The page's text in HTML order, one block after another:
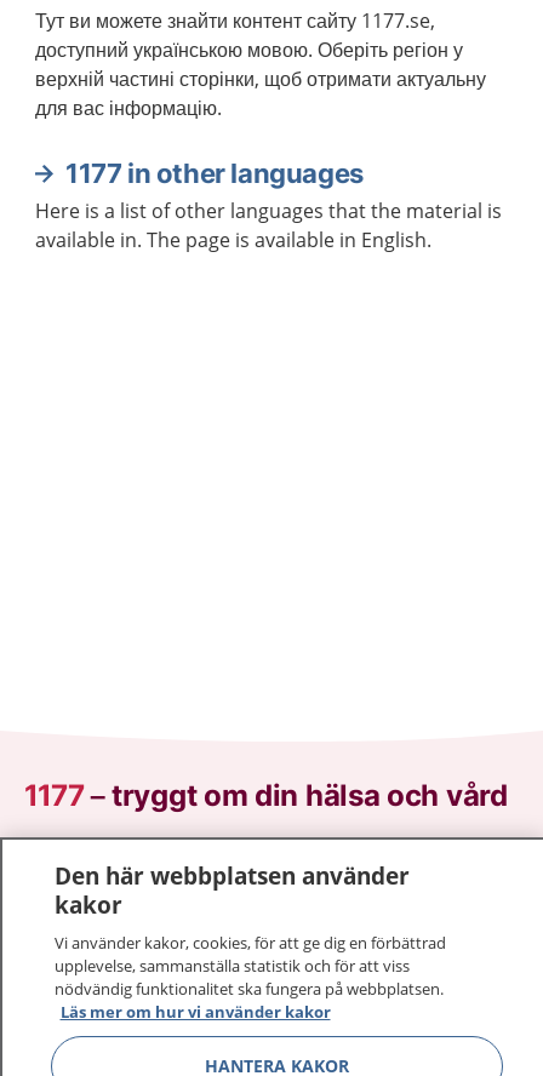
Тут ви можете знайти контент сайту 1177.se,
доступний українською мовою. Оберіть регіон у
верхній частині сторінки, щоб отримати актуальну
для вас інформацію.
1177 in other languages
Here is a list of other languages that the material is
available in. The page is available in English.
1177–tryggt om din hälsa och vård
sjukdomar och vilka mottagningar du kan kontakta.
Logga in för att läsa din journal och göra dina
vårdärenden. Ring telefonnummer 1177 för
sjukvårdsrådgivning dygnet runt.
1177 ger dig råd när du vill må bättre.
Den här webbplatsen använder
kakor
Vi använder kakor, cookies, för att ge dig en förbättrad
upplevelse, sammanställa statistik och för att viss
nödvändig funktionalitet ska fungera på webbplatsen.
Läs mer om hur vi använder kakor
HANTERA KAKOR